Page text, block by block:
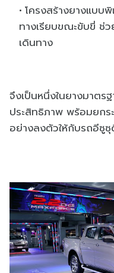
โครงสร้างยางแบบ
ทางเรียบขณะขับขี่ ช่
เดินทาง
จึงเป็นหนึ่งในยางมาตร
ประสิทธิภาพ พร้อมยก
อย่างลงตัวให้กับรถอีซู